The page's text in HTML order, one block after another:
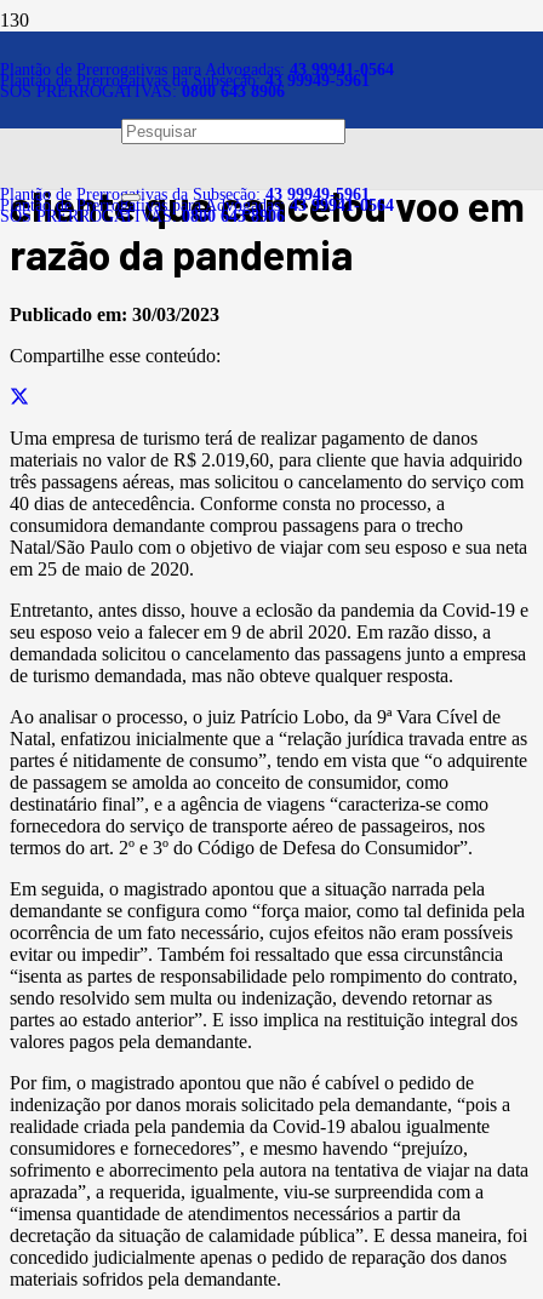
Plantão de Prerrogativas para Advogadas: 43 99941-0564
Plantão de Prerrogativas da Subseção:43 99949-5961
SOS PRERROGATIVAS:0800 643 8906
Plantão de Prerrogativas da Subseção:43 99949-5961
Plantão de Prerrogativas para Advogadas:43 99941-0564
SOS PRERROGATIVAS:0800 643 8906
Danos materiais: empresa
de turismo deve ressarcir
cliente que cancelou voo em
razão da pandemia
Publicado em: 30/03/2023
Compartilhe esse conteúdo:
Uma empresa de turismo terá de realizar pagamento de danos
materiais no valor de R$ 2.019,60, para cliente que havia adquirido
três passagens aéreas, mas solicitou o cancelamento do serviço com
40 dias de antecedência. Conforme consta no processo, a
consumidora demandante comprou passagens para o trecho
Natal/São Paulo com o objetivo de viajar com seu esposo e sua neta
em 25 de maio de 2020.
Entretanto, antes disso, houve a eclosão da pandemia da Covid-19 e
seu esposo veio a falecer em 9 de abril 2020. Em razão disso, a
demandada solicitou o cancelamento das passagens junto a empresa
de turismo demandada, mas não obteve qualquer resposta.
Ao analisar o processo, o juiz Patrício Lobo, da 9ª Vara Cível de
Natal, enfatizou inicialmente que a “relação jurídica travada entre as
partes é nitidamente de consumo”, tendo em vista que “o adquirente
de passagem se amolda ao conceito de consumidor, como
destinatário final”, e a agência de viagens “caracteriza-se como
fornecedora do serviço de transporte aéreo de passageiros, nos
termos do art. 2º e 3º do Código de Defesa do Consumidor”.
Em seguida, o magistrado apontou que a situação narrada pela
demandante se configura como “força maior, como tal definida pela
ocorrência de um fato necessário, cujos efeitos não eram possíveis
evitar ou impedir”. Também foi ressaltado que essa circunstância
“isenta as partes de responsabilidade pelo rompimento do contrato,
sendo resolvido sem multa ou indenização, devendo retornar as
partes ao estado anterior”. E isso implica na restituição integral dos
valores pagos pela demandante.
Por fim, o magistrado apontou que não é cabível o pedido de
indenização por danos morais solicitado pela demandante, “pois a
realidade criada pela pandemia da Covid-19 abalou igualmente
consumidores e fornecedores”, e mesmo havendo “prejuízo,
sofrimento e aborrecimento pela autora na tentativa de viajar na data
aprazada”, a requerida, igualmente, viu-se surpreendida com a
“imensa quantidade de atendimentos necessários a partir da
decretação da situação de calamidade pública”. E dessa maneira, foi
concedido judicialmente apenas o pedido de reparação dos danos
materiais sofridos pela demandante.